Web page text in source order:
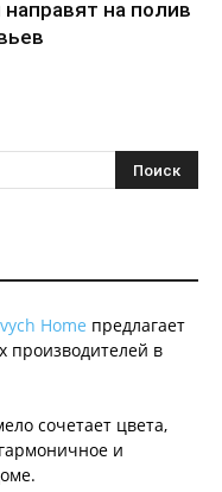
на полив
Home предлагает
производителей в
сочетает цвета,
и